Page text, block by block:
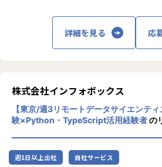
hain / LlamaIndex
【具体的な業務内容】
特化した革新的な教育プラットフォーム
下の開発に携わっていただきます：
実装 • 生成AIを活用したパーソナライ
開発 • リアルタイムフィードバックシス
詳細を見る 応
株式会社インフォボックス
【東京/週3リモートデータサイエンテ
験×Python・TypeScript活用経験者の
週1日以上出社 自社サービス